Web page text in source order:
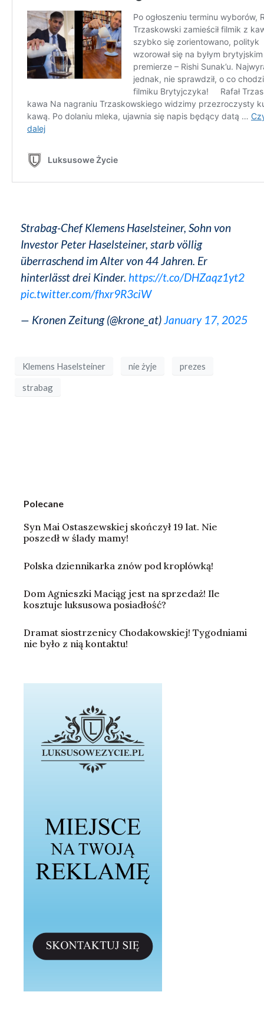
Strabag-Chef Klemens Haselsteiner, Sohn von
Investor Peter Haselsteiner, starb völlig
überraschend im Alter von 44 Jahren. Er
hinterlässt drei Kinder. https://t.co/DHZaqz1yt2
pic.twitter.com/fhxr9R3ciW
— Kronen Zeitung (@krone_at)January 17, 2025
Klemens Haselsteiner nie żyje prezes
strabag
Polecane
Syn Mai Ostaszewskiej skończył 19 lat. Nie
poszedł w ślady mamy!
Polska dziennikarka znów pod kroplówką!
Dom Agnieszki Maciąg jest na sprzedaż! Ile
kosztuje luksusowa posiadłość?
Dramat siostrzenicy Chodakowskiej! Tygodniami
nie było z nią kontaktu!